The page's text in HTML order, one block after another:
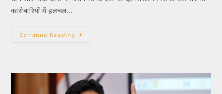
कारोबारियों में हलचल…
Continue Reading